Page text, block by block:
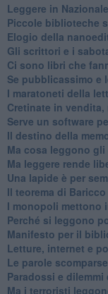
​Leggere in Nazionale
​Piccole biblioteche
​Elogio della
Gli scrittori e i
Ci sono libri che
Se pubblicassimo
I maratoneti della
Cretinate in
Serve un software
​Il destino della
Ma cosa leggono
Ma leggere rende
​Una lapide è per
Il teorema di
I monopoli mettono
​Perché si leggono
​Manifesto per il
Letture, internet e
​Le parole scomparse
​Paradossi e
Ma i terroristi